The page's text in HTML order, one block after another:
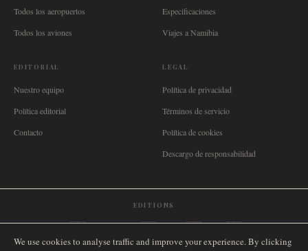
Todos los aeropuertos
Todos los aviones
Especificaciones
Viajes a Namibia
EDITORIAL
Nuestro equipo
Política editorial
Contacto
LEGAL
Política de privacidad
Términos de servicio
Política de cookies
Descargo de responsabilidad
EDITIONS
🌐 International🇬🇧 United Kingdom🇦🇺 Australia🇨🇦 Canada🇳🇿 New Zealand
🇿🇦 South Africa🇸🇬 Singapore 🇩🇪 Deutschland🇳🇱 Nederland🇫🇷 France
We use cookies to analyse traffic and improve your experience. By clicking